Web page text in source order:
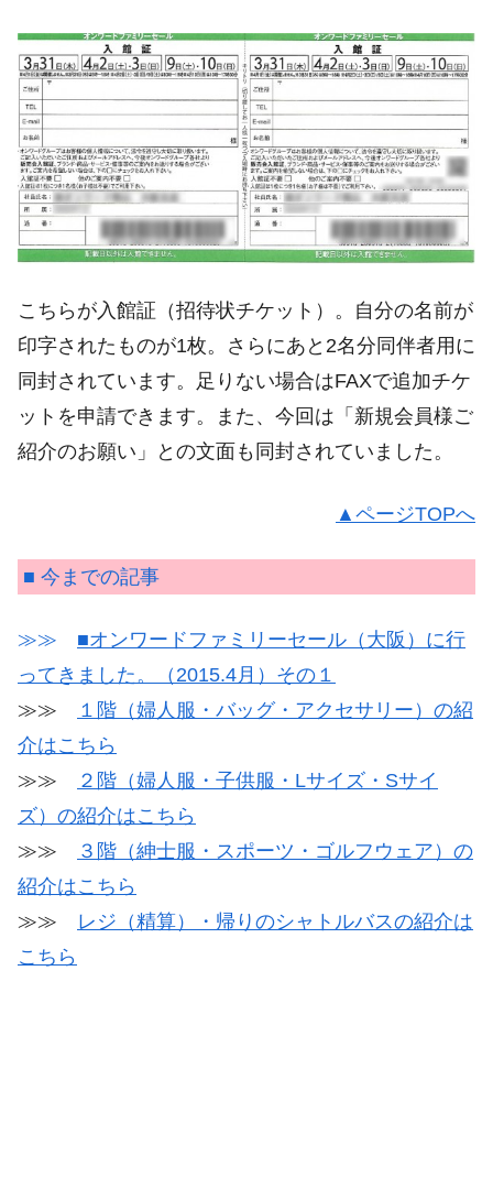
こちらが入館証（招待状チケット）。自分の名前が
印字されたものが1枚。さらにあと2名分同伴者用に
同封されています。足りない場合はFAXで追加チケ
ットを申請できます。また、今回は「新規会員様ご
紹介のお願い」との文面も同封されていました。
▲ページTOPへ
■ 今までの記事
≫≫ ■オンワードファミリーセール（大阪）に行
ってきました。（2015.4月）その１
≫≫
１階（婦人服・バッグ・アクセサリー）の紹
介はこちら
≫≫
２階（婦人服・子供服・Lサイズ・Sサイ
ズ）の紹介はこちら
≫≫
３階（紳士服・スポーツ・ゴルフウェア）の
紹介はこちら
≫≫ レジ（精算）・帰りのシャトルバスの紹介は
こちら